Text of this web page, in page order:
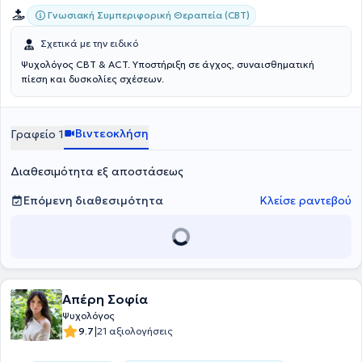
Γνωσιακή Συμπεριφορική Θεραπεία (CBT)
Σχετικά με την ειδικό
Ψυχολόγος CBT & ACT. Υποστήριξη σε άγχος, συναισθηματική
πίεση και δυσκολίες σχέσεων.
Γραφείο 1 Βιντεοκλήση
Διαθεσιμότητα εξ αποστάσεως
Επόμενη διαθεσιμότητα
Κλείσε ραντεβού
Απέρη Σοφία
Ψυχολόγος
9.7|21 αξιολογήσεις